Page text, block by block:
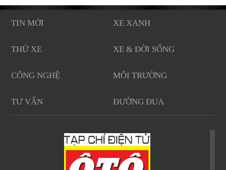
TIN MỚI XE XANH
THỬ XE XE & ĐỜI SỐNG
CÔNG NGHỆ MÔI TRƯỜNG
TƯ VẤN ĐƯỜNG ĐUA